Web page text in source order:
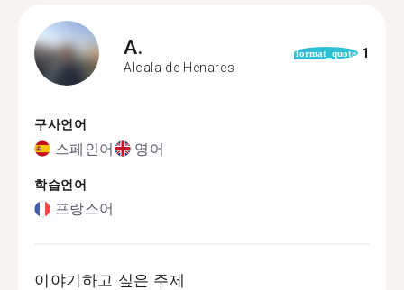
A.
Alcala de Henares
format_quote 1
구사언어
스페인어 영어
학습언어
프랑스어
이야기하고 싶은 주제